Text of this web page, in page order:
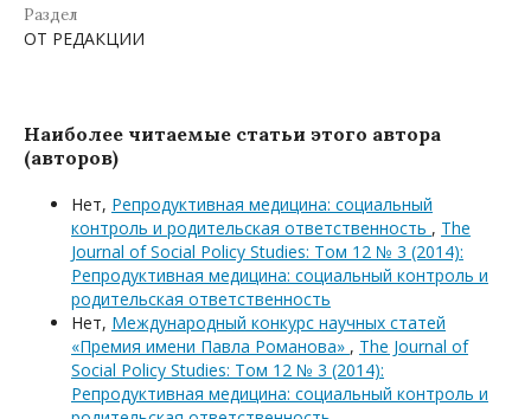
Раздел
ОТ РЕДАКЦИИ
Наиболее читаемые статьи этого автора
(авторов)
Нет, Репродуктивная медицина: социальный
контроль и родительская ответственность , The
Journal of Social Policy Studies: Том 12 № 3 (2014):
Репродуктивная медицина: социальный контроль и
родительская ответственность
Нет, Международный конкурс научных статей
«Премия имени Павла Романова» , The Journal of
Social Policy Studies: Том 12 № 3 (2014):
Репродуктивная медицина: социальный контроль и